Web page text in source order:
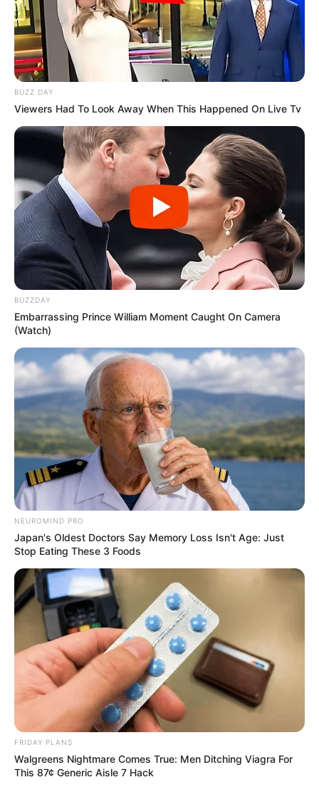
BUZZ DAY
Viewers Had To Look Away When This Happened On Live Tv
BUZZDAY
Embarrassing Prince William Moment Caught On Camera
(Watch)
NEUROMIND PRO
Japan's Oldest Doctors Say Memory Loss Isn't Age: Just
Stop Eating These 3 Foods
FRIDAY PLANS
Walgreens Nightmare Comes True: Men Ditching Viagra For
This 87¢ Generic Aisle 7 Hack